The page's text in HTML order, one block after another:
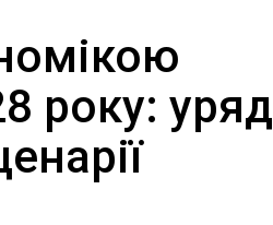
року: уряд